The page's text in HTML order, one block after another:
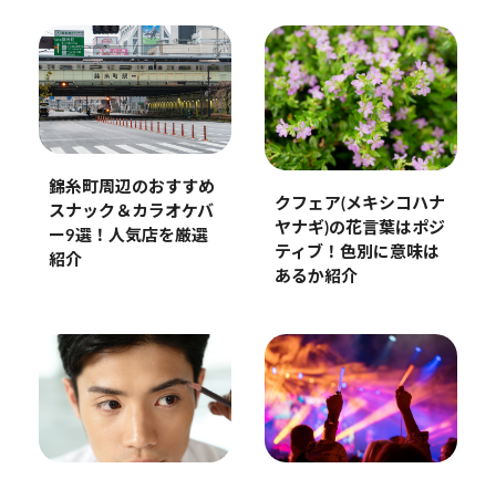
錦糸町周辺のおすすめ
スナック＆カラオケバ
ー9選！人気店を厳選
紹介
クフェア(メキシコハナ
ヤナギ)の花言葉はポジ
ティブ！色別に意味は
あるか紹介